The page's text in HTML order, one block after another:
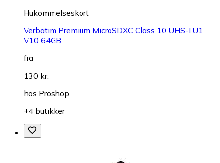
Hukommelseskort
Verbatim Premium MicroSDXC Class 10 UHS-I U1
V10 64GB
fra
130 kr.
hos Proshop
+4 butikker